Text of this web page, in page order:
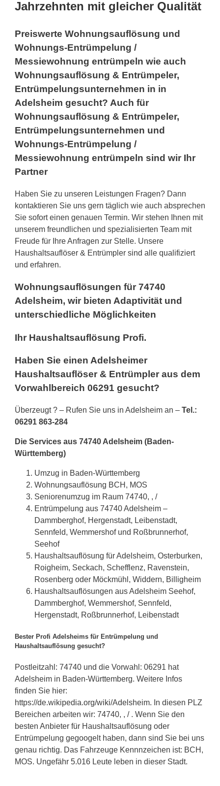
Jahrzehnten mit gleicher Qualität
Preiswerte Wohnungsauflösung und
Wohnungs-Entrümpelung /
Messiewohnung entrümpeln wie auch
Wohnungsauflösung & Entrümpeler,
Entrümpelungsunternehmen in in
Adelsheim gesucht? Auch für
Wohnungsauflösung & Entrümpeler,
Entrümpelungsunternehmen und
Wohnungs-Entrümpelung /
Messiewohnung entrümpeln sind wir Ihr
Partner
Haben Sie zu unseren Leistungen Fragen? Dann
kontaktieren Sie uns gern täglich wie auch absprechen
Sie sofort einen genauen Termin. Wir stehen Ihnen mit
unserem freundlichen und spezialisierten Team mit
Freude für Ihre Anfragen zur Stelle. Unsere
Haushaltsauflöser & Entrümpler sind alle qualifiziert
und erfahren.
Wohnungsauflösungen für 74740
Adelsheim, wir bieten Adaptivität und
unterschiedliche Möglichkeiten
Ihr Haushaltsauflösung Profi.
Haben Sie einen Adelsheimer
Haushaltsauflöser & Entrümpler aus dem
Vorwahlbereich 06291 gesucht?
Überzeugt ? – Rufen Sie uns in Adelsheim an – Tel.:
06291 863-284
Die Services aus 74740 Adelsheim (Baden-
Württemberg)
Umzug in Baden-Württemberg
Wohnungsauflösung BCH, MOS
Seniorenumzug im Raum 74740, , /
Entrümpelung aus 74740 Adelsheim –
Dammberghof, Hergenstadt, Leibenstadt,
Sennfeld, Wemmershof und Roßbrunnerhof,
Seehof
Haushaltsauflösung für Adelsheim, Osterburken,
Roigheim, Seckach, Schefflenz, Ravenstein,
Rosenberg oder Möckmühl, Widdern, Billigheim
Haushaltsauflösungen aus Adelsheim Seehof,
Dammberghof, Wemmershof, Sennfeld,
Hergenstadt, Roßbrunnerhof, Leibenstadt
Bester Profi Adelsheims für Entrümpelung und
Haushaltsauflösung gesucht?
Postleitzahl: 74740 und die Vorwahl: 06291 hat
Adelsheim in Baden-Württemberg. Weitere Infos
finden Sie hier:
https://de.wikipedia.org/wiki/Adelsheim. In diesen PLZ
Bereichen arbeiten wir: 74740, , / . Wenn Sie den
besten Anbieter für Haushaltsauflösung oder
Entrümpelung gegoogelt haben, dann sind Sie bei uns
genau richtig. Das Fahrzeuge Kennnzeichen ist: BCH,
MOS. Ungefähr 5.016 Leute leben in dieser Stadt.